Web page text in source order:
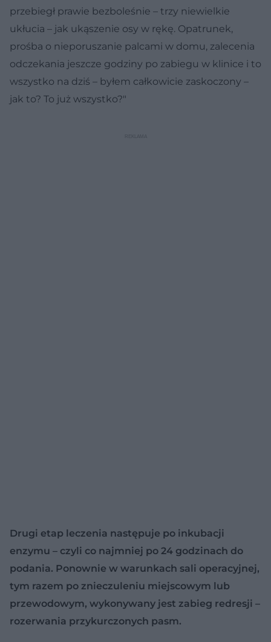
przebiegł prawie bezboleśnie – trzy niewielkie
ukłucia – jak ukąszenie osy w rękę. Opatrunek,
prośba o nieporuszanie palcami w domu, zalecenia
odczekania jeszcze godziny po zabiegu w klinice i to
wszystko na dziś – byłem całkowicie zaskoczony –
jak to? To już wszystko?"
Drugi etap leczenia następuje po inkubacji
enzymu – czyli co najmniej po 24 godzinach do
podania. Ponownie w warunkach sali operacyjnej,
tym razem po znieczuleniu miejscowym lub
przewodowym, wykonywany jest zabieg redresji –
rozerwania przykurczonych pasm.